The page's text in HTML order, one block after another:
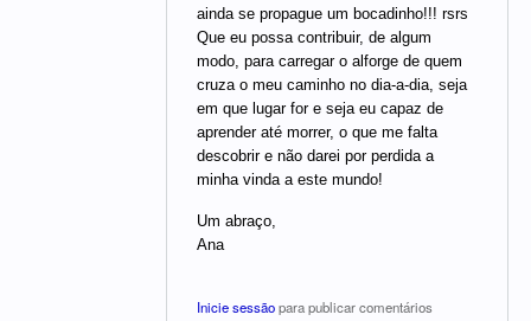
ainda se propague um bocadinho!!! rsrs
Que eu possa contribuir, de algum
modo, para carregar o alforge de quem
cruza o meu caminho no dia-a-dia, seja
em que lugar for e seja eu capaz de
aprender até morrer, o que me falta
descobrir e não darei por perdida a
minha vinda a este mundo!
Um abraço,
Ana
Inicie sessãopara publicar comentários